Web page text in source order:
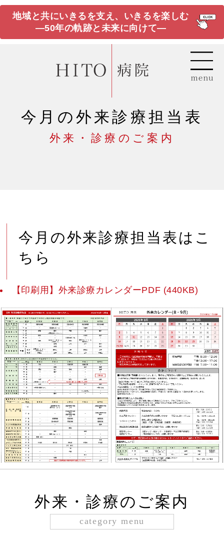
地域と共にいきるを支え、いきるを楽しむ
―50年の軌跡と未来に向けて―
今月の外来診療担当表
外来・診療のご案内
今月の外来診療担当表はこ
ちら
【印刷用】外来診療カレンダーPDF (440KB)
外来・診療のご案内
category menu